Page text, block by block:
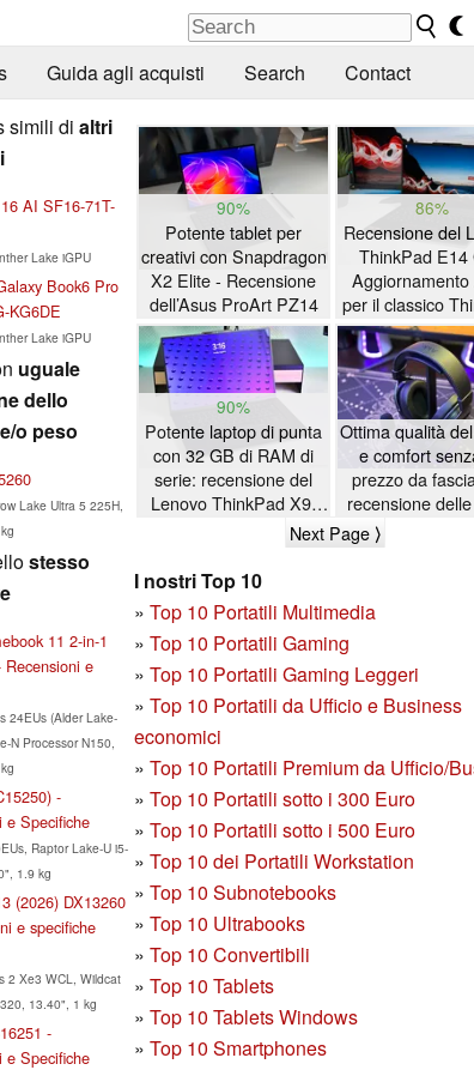
Guida agli acquisti Search Contact
simili di altri
AI SF16-71T-
Lake iGPU
Book6 Pro
KG6DE
Lake iGPU
uguale
dello
o peso
Lake Ultra 5 225H,
stesso
11 2-in-1
Recensioni e
24EUs (Alder Lake-
N Processor N150,
-
e Specifiche
Raptor Lake-U i5-
1.9 kg
(2026) DX13260
e specifiche
2 Xe3 WCL, Wildcat
13.40", 1 kg
-
e Specifiche
90%
Potente tablet per
creativi con Snapdragon
X2 Elite - Recensione
dell’Asus ProArt PZ14
86%
Recensione del
ThinkPad E14
per il classico
con lunga
della
90%
Potente laptop di punta
con 32 GB di RAM di
serie: recensione del
Lenovo ThinkPad X9-
Ottima qualità
e comfort
prezzo da
recensione
da gioco Akko
Next Page ⟩
I nostri Top 10
» Top 10 Portatili Multimedia
» Top 10 Portatili Gaming
» Top 10 Portatili Gaming Leggeri
» Top 10 Portatili da Ufficio e Business
economici
» Top 10 Portatili Premium da Ufficio/
» Top 10 Portatili sotto i 300 Euro
» Top 10 Portatili sotto i 500 Euro
» Top 10 dei Portatili Workstation
» Top 10 Subnotebooks
» Top 10 Ultrabooks
» Top 10 Convertibili
» Top 10 Tablets
» Top 10 Tablets Windows
» Top 10 Smartphones